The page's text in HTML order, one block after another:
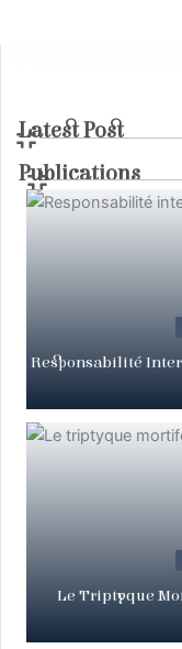
Latest Post
Publications
Responsabilité
Le Triptyque